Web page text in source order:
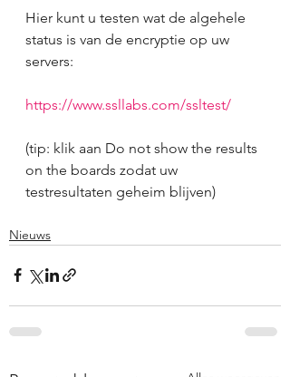
Hier kunt u testen wat de algehele
status is van de encryptie op uw
servers:
https://www.ssllabs.com/ssltest/
(tip: klik aan Do not show the results
on the boards zodat uw
testresultaten geheim blijven)
Nieuws